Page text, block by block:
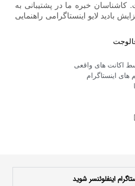
کاشناسان خبره ما در پشتیبانی به
بادید لایو اینستاگرامی راهنمایی
اکانت های واقعی
های اینستاگرام
اینفلوئنسر شوید